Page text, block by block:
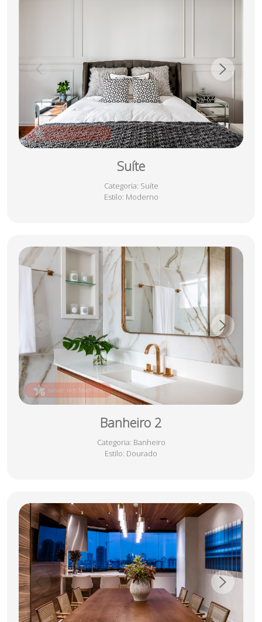
Suíte
Categoria: Suíte
Estilo: Moderno
salvar nos favoritos
Banheiro 2
Categoria: Banheiro
Estilo: Dourado
salvar nos favoritos